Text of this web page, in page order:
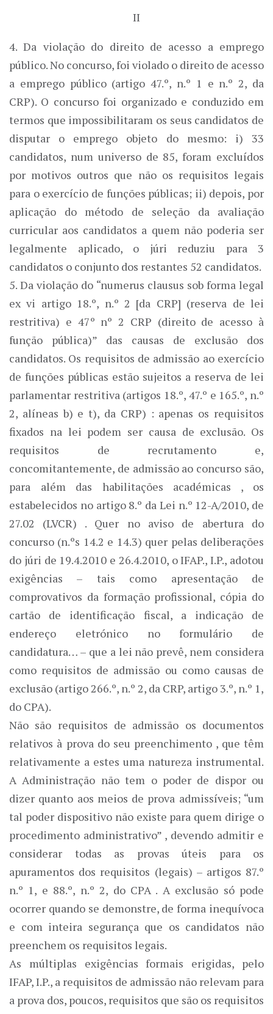
II
4. Da violação do direito de acesso a emprego
público. No concurso, foi violado o direito de acesso
a emprego público (artigo 47.º, n.º 1 e n.º 2, da
CRP). O concurso foi organizado e conduzido em
termos que impossibilitaram os seus candidatos de
disputar o emprego objeto do mesmo: i) 33
candidatos, num universo de 85, foram excluídos
por motivos outros que não os requisitos legais
para o exercício de funções públicas; ii) depois, por
aplicação do método de seleção da avaliação
curricular aos candidatos a quem não poderia ser
legalmente aplicado, o júri reduziu para 3
candidatos o conjunto dos restantes 52 candidatos.
5. Da violação do “numerus clausus sob forma legal
ex vi artigo 18.º, n.º 2 [da CRP] (reserva de lei
restritiva) e 47º nº 2 CRP (direito de acesso à
função pública)” das causas de exclusão dos
candidatos. Os requisitos de admissão ao exercício
de funções públicas estão sujeitos a reserva de lei
parlamentar restritiva (artigos 18.º, 47.º e 165.º, n.º
2, alíneas b) e t), da CRP) : apenas os requisitos
fixados na lei podem ser causa de exclusão. Os
requisitos de recrutamento e,
concomitantemente, de admissão ao concurso são,
para além das habilitações académicas , os
estabelecidos no artigo 8.º da Lei n.º 12-A/2010, de
27.02 (LVCR) . Quer no aviso de abertura do
concurso (n.ºs 14.2 e 14.3) quer pelas deliberações
do júri de 19.4.2010 e 26.4.2010, o IFAP., I.P., adotou
exigências – tais como apresentação de
comprovativos da formação profissional, cópia do
cartão de identificação fiscal, a indicação de
endereço eletrónico no formulário de
candidatura… – que a lei não prevê, nem considera
como requisitos de admissão ou como causas de
exclusão (artigo 266.º, n.º 2, da CRP, artigo 3.º, n.º 1,
do CPA).
Não são requisitos de admissão os documentos
relativos à prova do seu preenchimento , que têm
relativamente a estes uma natureza instrumental.
A Administração não tem o poder de dispor ou
dizer quanto aos meios de prova admissíveis; “um
tal poder dispositivo não existe para quem dirige o
procedimento administrativo” , devendo admitir e
considerar todas as provas úteis para os
apuramentos dos requisitos (legais) – artigos 87.º
n.º 1, e 88.º, n.º 2, do CPA . A exclusão só pode
ocorrer quando se demonstre, de forma inequívoca
e com inteira segurança que os candidatos não
preenchem os requisitos legais.
As múltiplas exigências formais erigidas, pelo
IFAP, I.P., a requisitos de admissão não relevam para
a prova dos, poucos, requisitos que são os requisitos